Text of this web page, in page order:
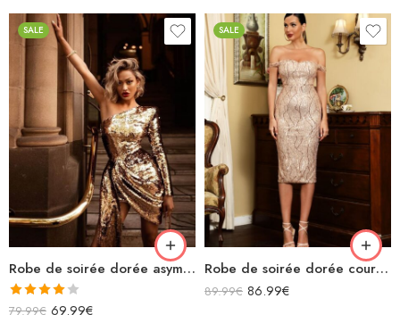
5
5
SALE
Robe de soirée dorée asymétrique à sequins avec traîne sur le coté
Note
79.99€ 69.99€
SALE
Robe de soirée dorée courte à motifs épaules dénudées décolleté
89.99€ 86.99€